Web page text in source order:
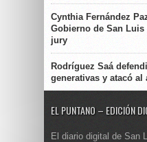
Cynthia Fernández
Gobierno de San
jury
Rodríguez Saá
generativas y atacó
EL PUNTANO – EDICIÓN
El diario digital de San